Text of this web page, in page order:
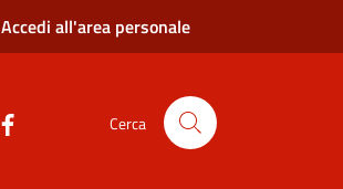
Accedi all'area personale
Cerca